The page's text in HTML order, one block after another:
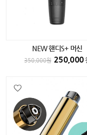
NEW 핸디S+ 머신
350,000원 250,000